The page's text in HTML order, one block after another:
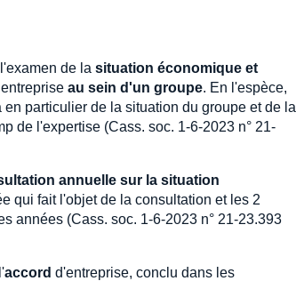
de la situation économique et
au sein d'un groupe. En l'espèce,
particulier de la situation du groupe et de la
de l'expertise (Cass. soc. 1-6-2023 n° 21-
annuelle sur la situation
qui fait l'objet de la consultation et les 2
années (Cass. soc. 1-6-2023 n° 21-23.393
accord d'entreprise, conclu dans les